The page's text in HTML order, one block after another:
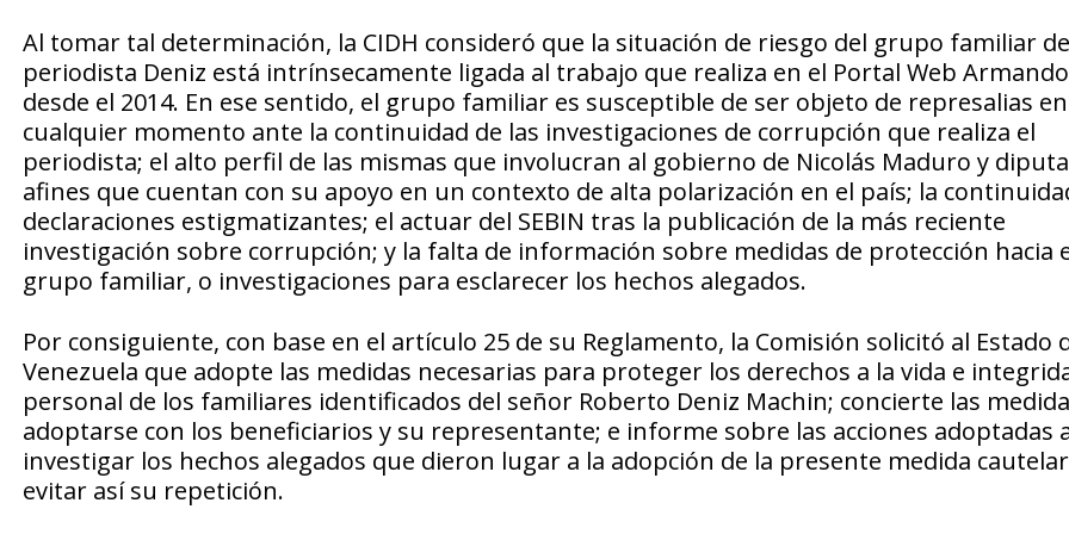
Al tomar tal determinación, la CIDH consideró que la situación de riesgo del grupo familiar
periodista Deniz está intrínsecamente ligada al trabajo que realiza en el Portal Web
desde el 2014. En ese sentido, el grupo familiar es susceptible de ser objeto de represalias en
cualquier momento ante la continuidad de las investigaciones de corrupción que realiza el
periodista; el alto perfil de las mismas que involucran al gobierno de Nicolás Maduro y
afines que cuentan con su apoyo en un contexto de alta polarización en el país; la
declaraciones estigmatizantes; el actuar del SEBIN tras la publicación de la más reciente
investigación sobre corrupción; y la falta de información sobre medidas de protección hacia
grupo familiar, o investigaciones para esclarecer los hechos alegados.
Por consiguiente, con base en el artículo 25 de su Reglamento, la Comisión solicitó al Estado
Venezuela que adopte las medidas necesarias para proteger los derechos a la vida e
personal de los familiares identificados del señor Roberto Deniz Machin; concierte las
adoptarse con los beneficiarios y su representante; e informe sobre las acciones adoptadas
investigar los hechos alegados que dieron lugar a la adopción de la presente medida
evitar así su repetición.